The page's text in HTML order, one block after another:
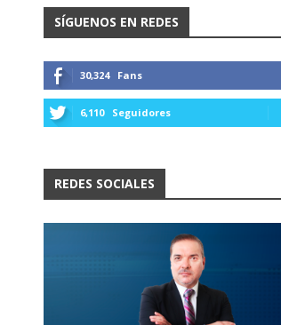
SÍGUENOS EN REDES
30,324 Fans
6,110 Seguidores
REDES SOCIALES